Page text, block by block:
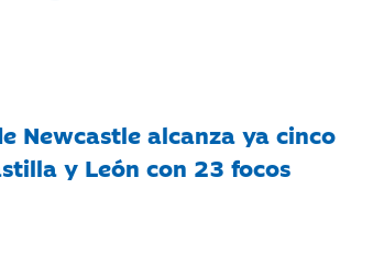
Newcastle alcanza ya cinco
y León con 23 focos